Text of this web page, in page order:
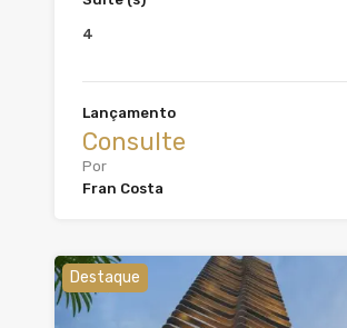
4
Lançamento
Consulte
Por
Fran Costa
Destaque